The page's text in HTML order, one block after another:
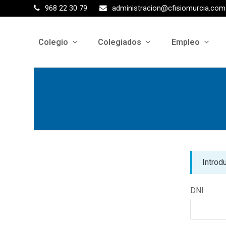
968 22 30 79 administracion@cfisiomurcia.com
Colegio Colegiados Empleo
DNI